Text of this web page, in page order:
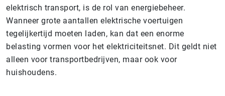
elektrisch transport, is de rol van energiebeheer.
Wanneer grote aantallen elektrische voertuigen
tegelijkertijd moeten laden, kan dat een enorme
belasting vormen voor het elektriciteitsnet. Dit geldt niet
alleen voor transportbedrijven, maar ook voor
huishoudens.